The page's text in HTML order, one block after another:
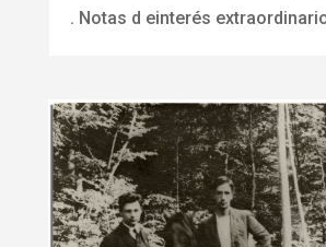
. Notas d einterés